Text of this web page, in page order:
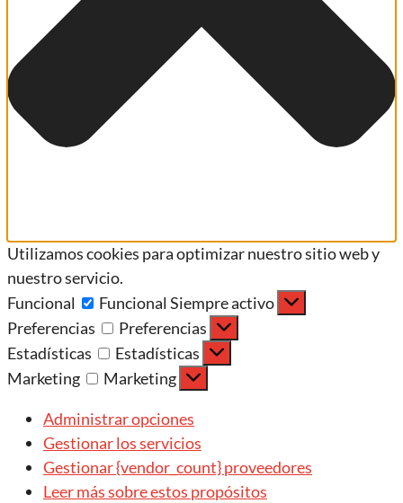
Utilizamos cookies para optimizar nuestro sitio web y
nuestro servicio.
Funcional
Funcional Siempre activo
Preferencias
Preferencias
Estadísticas
Estadísticas
Marketing
Marketing
Administrar opciones
Gestionar los servicios
Gestionar {vendor_count} proveedores
Leer más sobre estos propósitos